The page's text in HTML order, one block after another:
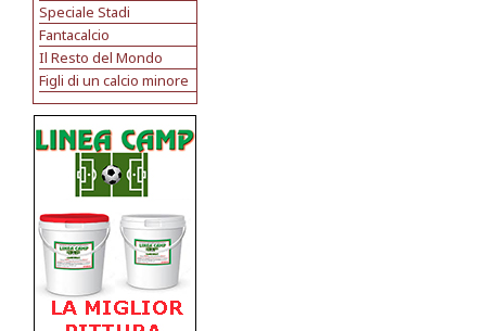
Speciale Stadi
Fantacalcio
Il Resto del Mondo
Figli di un calcio minore